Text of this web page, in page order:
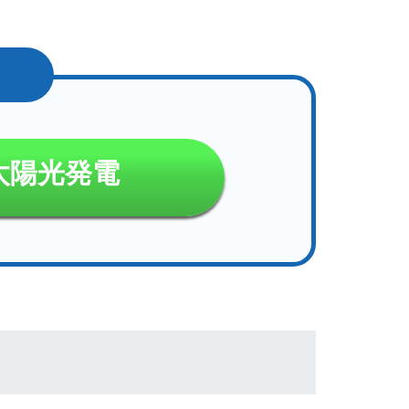
陽光発電